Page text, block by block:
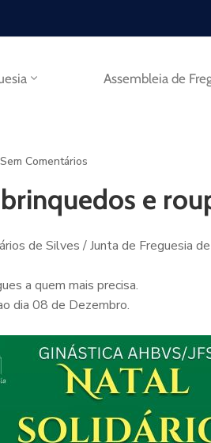
Assembleia de
Sem Comentários
e
de Silves / Junta de Freguesia
a quem mais precisa.
dia 08 de Dezembro.